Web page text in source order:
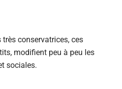
très conservatrices, ces
modifient peu à peu les
sociales.